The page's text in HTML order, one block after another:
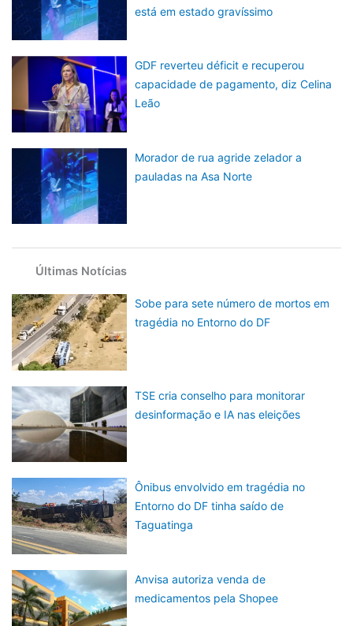
está em estado gravíssimo
GDF reverteu déficit e recuperou
capacidade de pagamento, diz Celina
Leão
Morador de rua agride zelador a
pauladas na Asa Norte
Últimas Notícias
Sobe para sete número de mortos em
tragédia no Entorno do DF
TSE cria conselho para monitorar
desinformação e IA nas eleições
Ônibus envolvido em tragédia no
Entorno do DF tinha saído de
Taguatinga
Anvisa autoriza venda de
medicamentos pela Shopee